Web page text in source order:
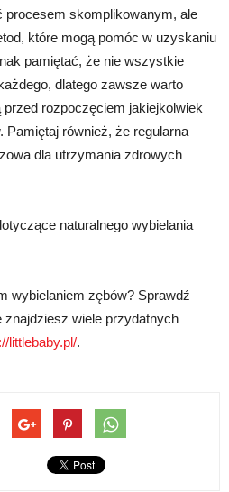
procesem skomplikowanym, ale
które mogą pomóc w uzyskaniu
pamiętać, że nie wszystkie
dlatego zawsze warto
rozpoczęciem jakiejkolwiek
Pamiętaj również, że regularna
dla utrzymania zdrowych
naturalnego wybielania
wybielaniem zębów? Sprawdź
znajdziesz wiele przydatnych
littlebaby.pl/.